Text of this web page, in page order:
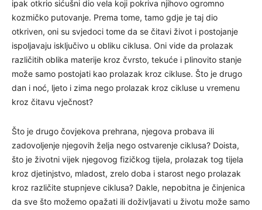
ipak otkrio sićušni dio vela koji pokriva njihovo ogromno
kozmičko putovanje. Prema tome, tamo gdje je taj dio
otkriven, oni su svjedoci tome da se čitavi život i postojanje
ispoljavaju isključivo u obliku ciklusa. Oni vide da prolazak
različitih oblika materije kroz čvrsto, tekuće i plinovito stanje
može samo postojati kao prolazak kroz cikluse. Što je drugo
dan i noć, ljeto i zima nego prolazak kroz cikluse u vremenu
kroz čitavu vječnost?
Što je drugo čovjekova prehrana, njegova probava ili
zadovoljenje njegovih želja nego ostvarenje ciklusa? Doista,
što je životni vijek njegovog fizičkog tijela, prolazak tog tijela
kroz djetinjstvo, mladost, zrelo doba i starost nego prolazak
kroz različite stupnjeve ciklusa? Dakle, nepobitna je činjenica
da sve što možemo opažati ili doživljavati u životu može samo